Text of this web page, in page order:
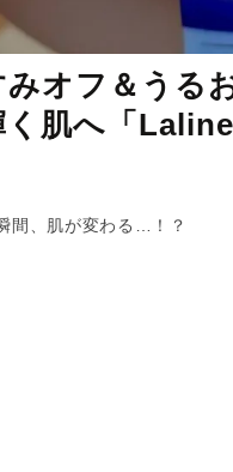
みオフ＆うる
く肌へ「
間、肌が変わる…！？